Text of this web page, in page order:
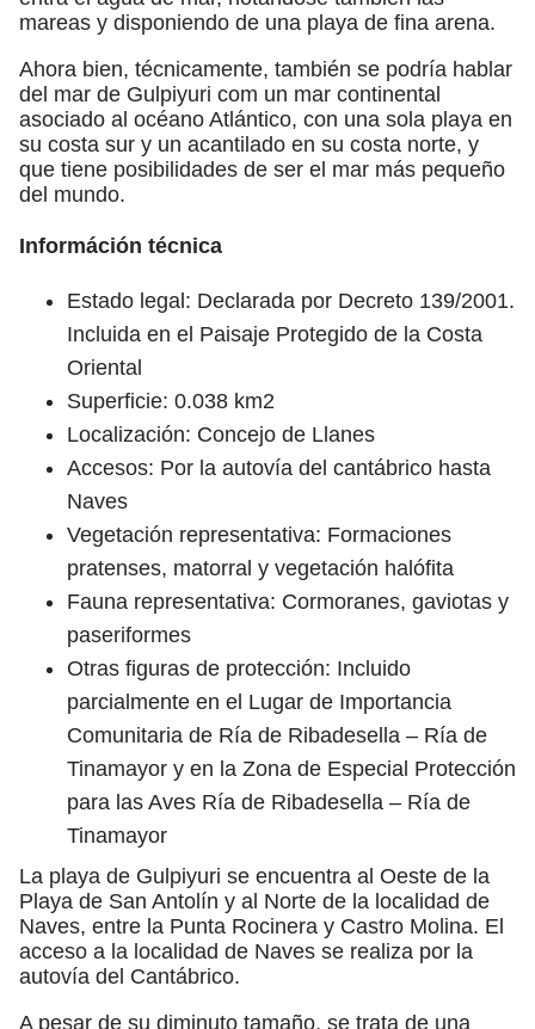
mareas y disponiendo de una playa de fina arena.
Ahora bien, técnicamente, también se podría hablar
del mar de Gulpiyuri com un mar continental
asociado al océano Atlántico, con una sola playa en
su costa sur y un acantilado en su costa norte, y
que tiene posibilidades de ser el mar más pequeño
del mundo.
Információn técnica
Estado legal: Declarada por Decreto 139/2001.
Incluida en el Paisaje Protegido de la Costa
Oriental
Superficie: 0.038 km2
Localización: Concejo de Llanes
Accesos: Por la autovía del cantábrico hasta
Naves
Vegetación representativa: Formaciones
pratenses, matorral y vegetación halófita
Fauna representativa: Cormoranes, gaviotas y
paseriformes
Otras figuras de protección: Incluido
parcialmente en el Lugar de Importancia
Comunitaria de Ría de Ribadesella – Ría de
Tinamayor y en la Zona de Especial Protección
para las Aves Ría de Ribadesella – Ría de
Tinamayor
La playa de Gulpiyuri se encuentra al Oeste de la
Playa de San Antolín y al Norte de la localidad de
Naves, entre la Punta Rocinera y Castro Molina. El
acceso a la localidad de Naves se realiza por la
autovía del Cantábrico.
A pesar de su diminuto tamaño, se trata de una